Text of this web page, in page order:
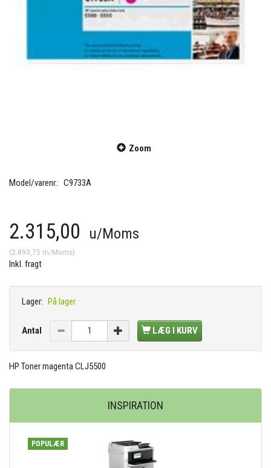
Zoom
Model/varenr.: C9733A
2.315,00 u/Moms
(2.893,75 m/Moms)
Inkl. fragt
Lager: På lager
Antal LÆG I KURV
HP Toner magenta CLJ5500
INSPIRATION
POPULÆR